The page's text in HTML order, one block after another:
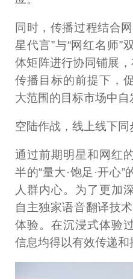
同时，传播过程结合
星代言”与“网红名师”
体矩阵进行协同铺展，
传播目标的前提下，
大范围的目标市场中自
空陆作战，线上线下同
通过前期明星和网红
半的“量大·饱足·开心
人群内心。为了更加
自主独家语音翻译技
体验。在沉浸式体验
信息均得以有效传递和